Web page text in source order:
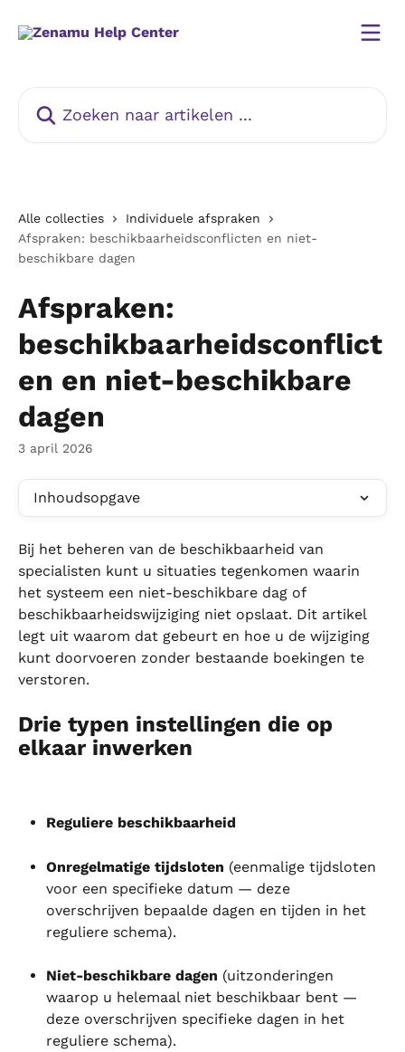
Alle collecties
Individuele afspraken
Afspraken: beschikbaarheidsconflicten en niet-
beschikbare dagen
Afspraken:
beschikbaarheidsconflict
en en niet-beschikbare
dagen
3 april 2026
Inhoudsopgave
Bij het beheren van de beschikbaarheid van
specialisten kunt u situaties tegenkomen waarin
het systeem een niet-beschikbare dag of
beschikbaarheidswijziging niet opslaat. Dit artikel
legt uit waarom dat gebeurt en hoe u de wijziging
kunt doorvoeren zonder bestaande boekingen te
verstoren.
Drie typen instellingen die op
elkaar inwerken
Reguliere beschikbaarheid
Onregelmatige tijdsloten (eenmalige tijdsloten
voor een specifieke datum — deze
overschrijven bepaalde dagen en tijden in het
reguliere schema).
Niet-beschikbare dagen (uitzonderingen
waarop u helemaal niet beschikbaar bent —
deze overschrijven specifieke dagen in het
reguliere schema).